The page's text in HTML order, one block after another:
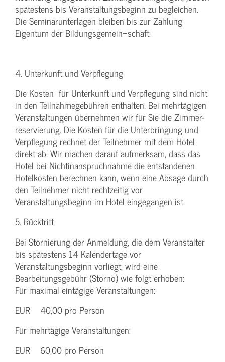
spätestens bis Veranstaltungsbeginn zu begleichen.
Die Seminarunterlagen bleiben bis zur Zahlung
Eigentum der Bildungsgemein¬schaft.
4. Unterkunft und Verpflegung
Die Kosten für Unterkunft und Verpflegung sind nicht
in den Teilnahmegebühren enthalten. Bei mehrtägigen
Veranstaltungen übernehmen wir für Sie die Zimmer-
reservierung. Die Kosten für die Unterbringung und
Verpflegung rechnet der Teilnehmer mit dem Hotel
direkt ab. Wir machen darauf aufmerksam, dass das
Hotel bei Nichtinanspruchnahme die entstandenen
Hotelkosten berechnen kann, wenn eine Absage durch
den Teilnehmer nicht rechtzeitig vor
Veranstaltungsbeginn im Hotel eingegangen ist.
5. Rücktritt
Bei Stornierung der Anmeldung, die dem Veranstalter
bis spätestens 14 Kalendertage vor
Veranstaltungsbeginn vorliegt, wird eine
Bearbeitungsgebühr (Storno) wie folgt erhoben:
Für maximal eintägige Veranstaltungen:
EUR 40,00 pro Person
Für mehrtägige Veranstaltungen:
EUR 60,00 pro Person